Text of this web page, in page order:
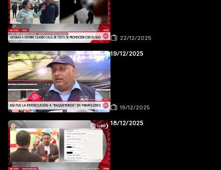
22/12/2025
19/12/2025
19/12/2025
18/12/2025